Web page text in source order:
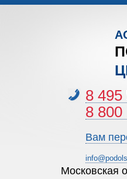
8 495
8 800
Вам
Московская